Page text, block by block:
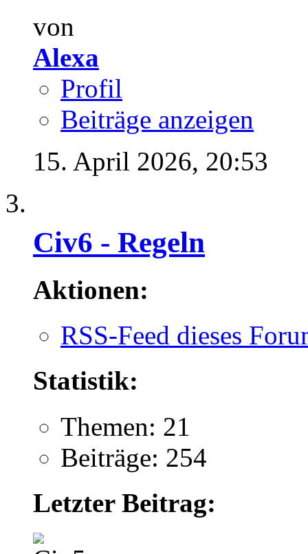
von
Alexa
Profil
Beiträge anzeigen
15. April 2026, 20:53
Civ6 - Regeln
Aktionen:
RSS-Feed dieses
Statistik:
Themen: 21
Beiträge: 254
Letzter Beitrag: